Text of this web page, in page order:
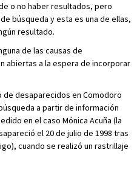
o no haber resultados, pero
búsqueda y esta es una de ellas,
resultado.
de las causas de
abiertas a la espera de incorporar
de desaparecidos en Comodoro
a partir de información
en el caso Mónica Acuña (la
el 20 de julio de 1998 tras
cuando se realizó un rastrillaje